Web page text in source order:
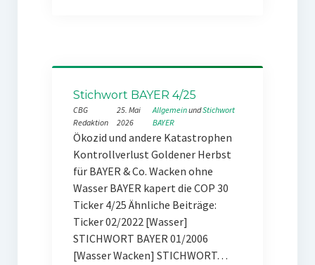
Stichwort BAYER 4/25
CBG
Redaktion
25. Mai
2026
Allgemein und Stichwort
BAYER
Ökozid und andere Katastrophen
Kontrollverlust Goldener Herbst
für BAYER & Co. Wacken ohne
Wasser BAYER kapert die COP 30
Ticker 4/25 Ähnliche Beiträge:
Ticker 02/2022 [Wasser]
STICHWORT BAYER 01/2006
[Wasser Wacken] STICHWORT…